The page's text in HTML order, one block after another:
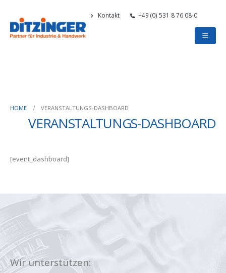
Kontakt +49 (0) 531 8 76 08-0
HOME VERANSTALTUNGS-DASHBOARD
VERANSTALTUNGS-DASHBOARD
[event_dashboard]
Wir unterstützen: